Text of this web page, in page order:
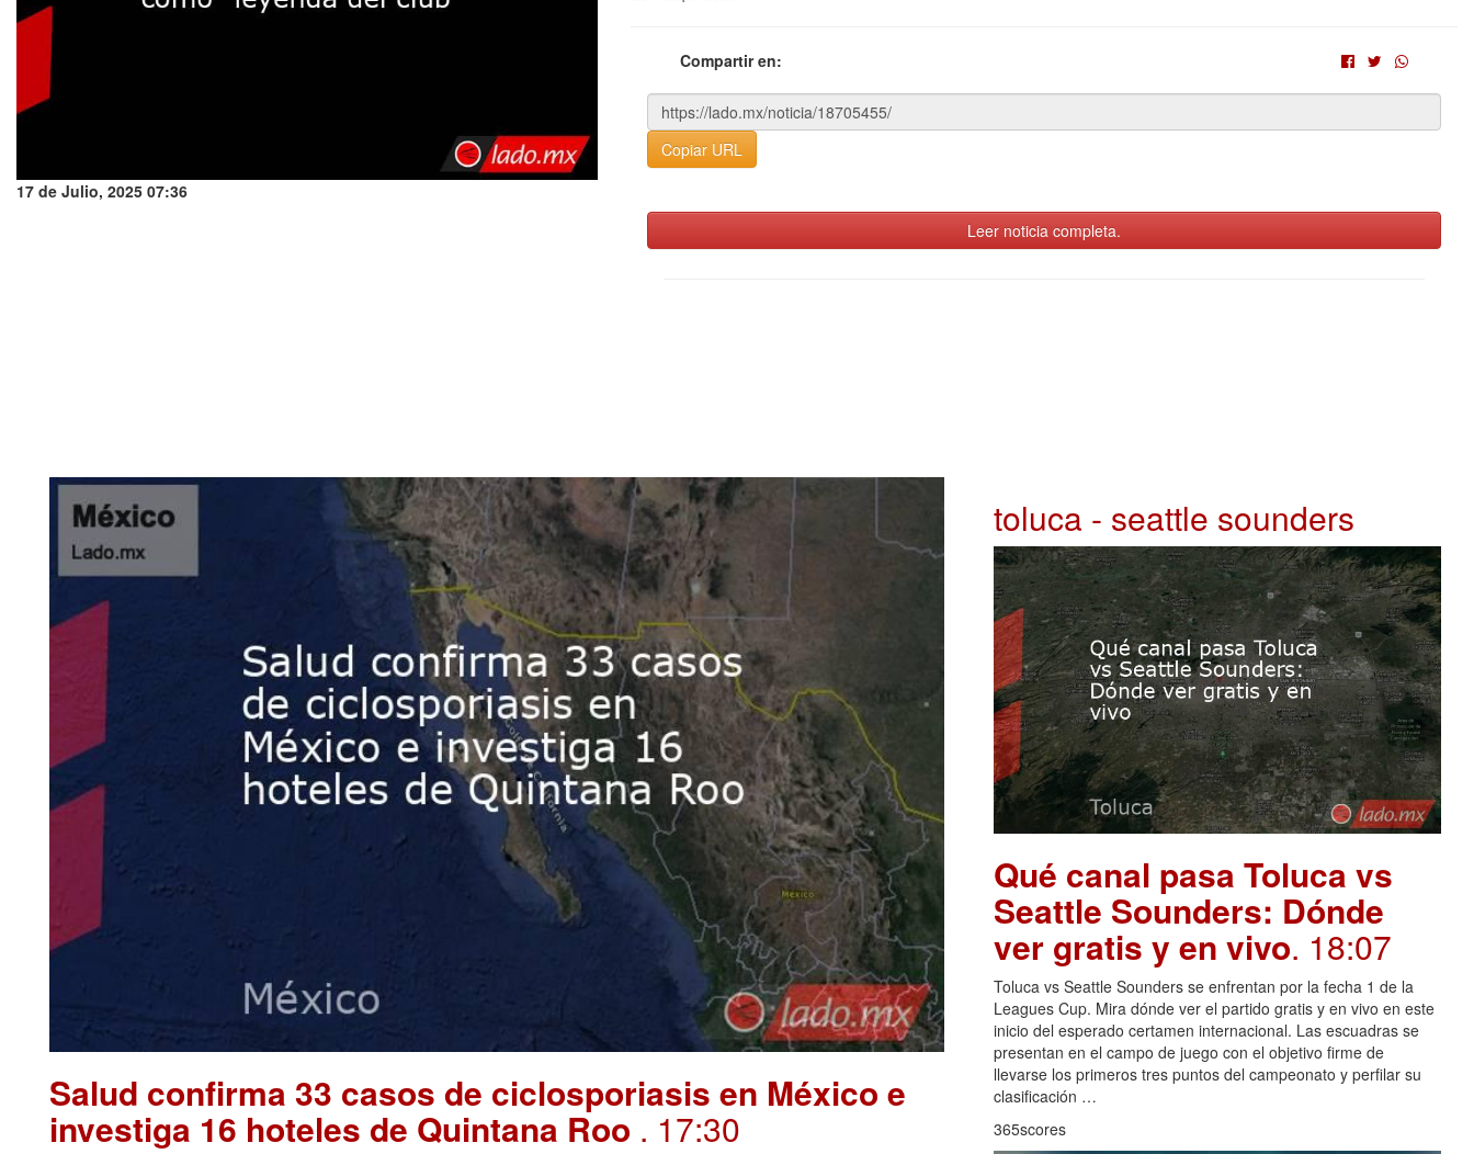
17 de Julio, 2025 07:36
Compartir en:
Copiar URL
Leer noticia completa.
Salud confirma 33 casos de ciclosporiasis en México e
investiga 16 hoteles de Quintana Roo . 17:30
toluca - seattle sounders
Qué canal pasa Toluca vs
Seattle Sounders: Dónde
ver gratis y en vivo. 18:07
Toluca vs Seattle Sounders se enfrentan por la fecha 1 de la
Leagues Cup. Mira dónde ver el partido gratis y en vivo en este
inicio del esperado certamen internacional. Las escuadras se
presentan en el campo de juego con el objetivo firme de
llevarse los primeros tres puntos del campeonato y perfilar su
clasificación …
365scores